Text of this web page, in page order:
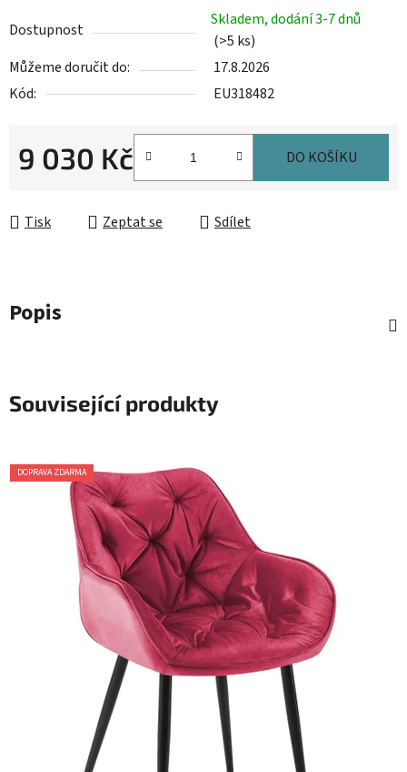
Dostupnost
Skladem, dodání 3-7 dnů
(>5 ks)
Můžeme doručit do:
17.8.2026
Kód:
EU318482
9 030 Kč DO KOŠÍKU
Tisk Zeptat se Sdílet
Popis
Související produkty
DOPRAVA ZDARMA